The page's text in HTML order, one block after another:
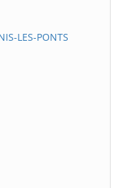
LES-PONTS